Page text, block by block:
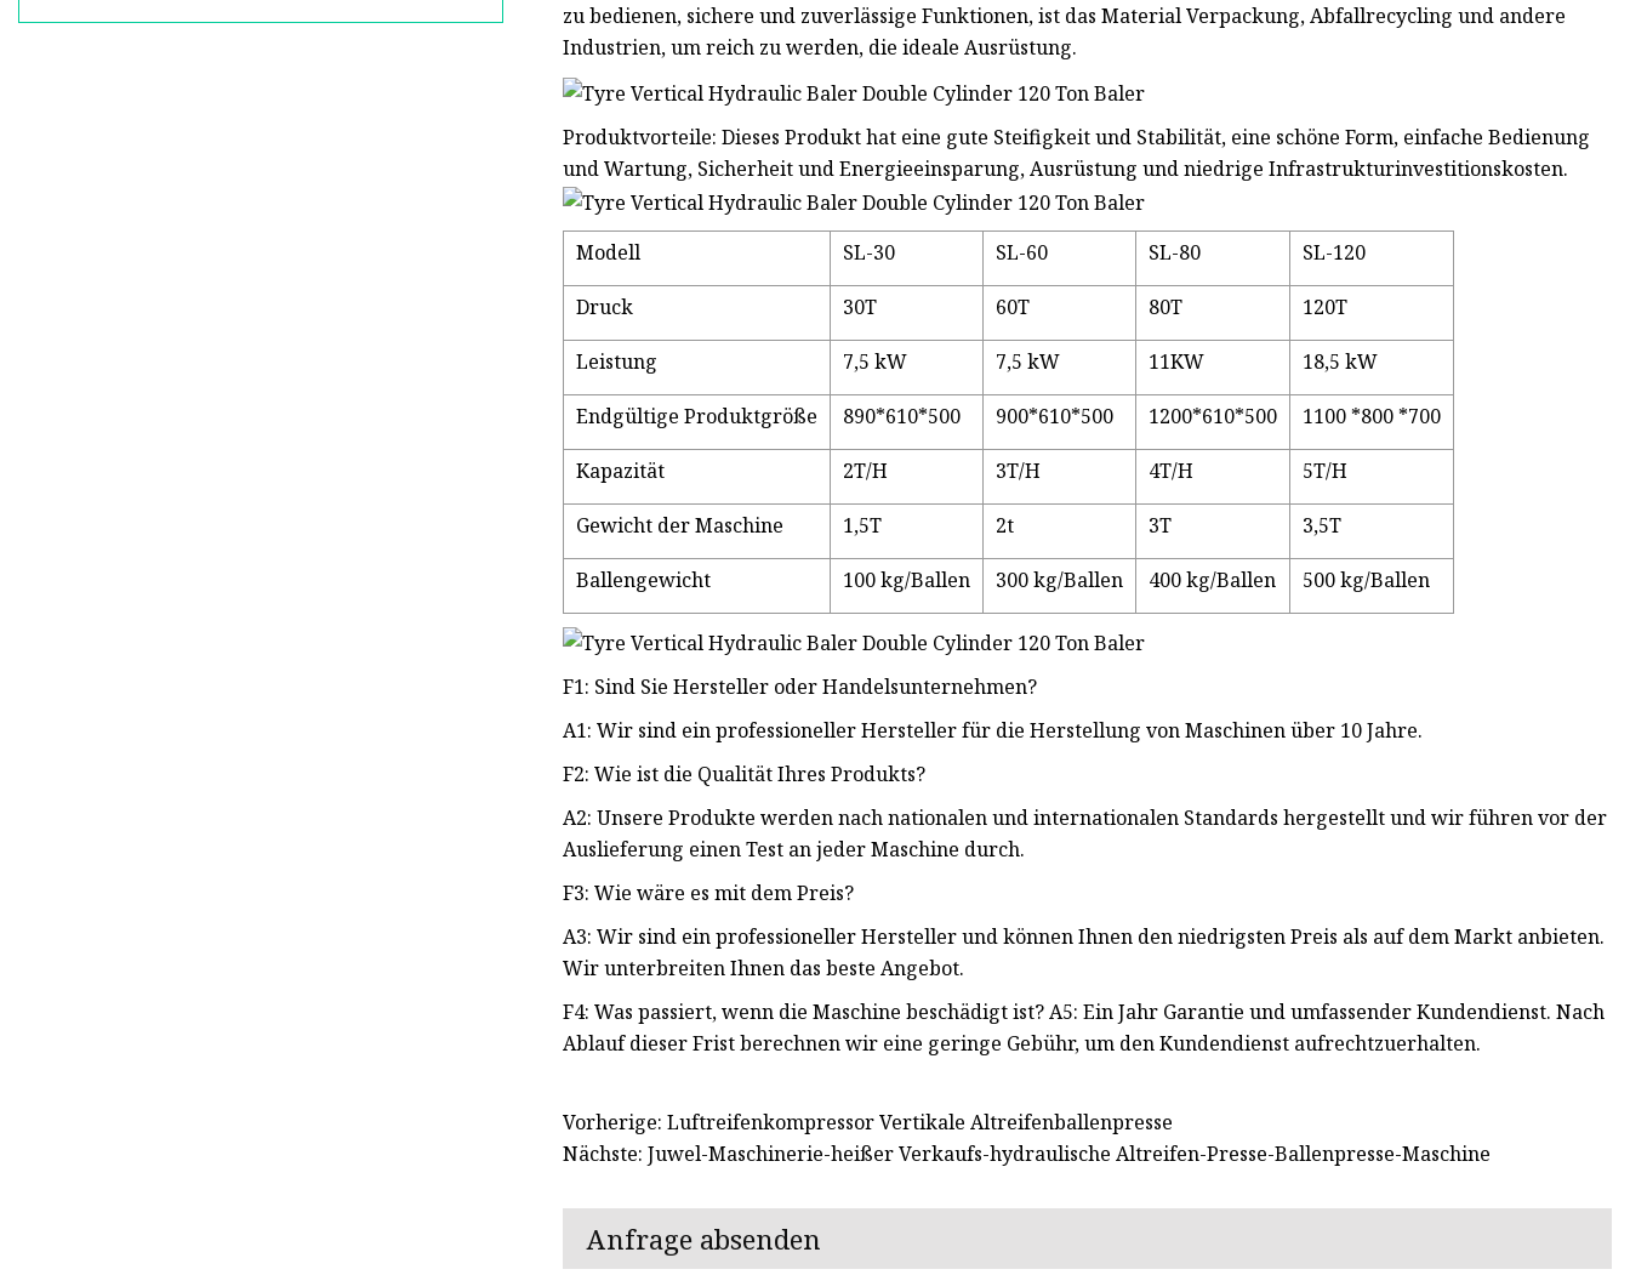
zu bedienen, sichere und zuverlässige Funktionen, ist das Material Verpackung, Abfallrecycling und andere
Industrien, um reich zu werden, die ideale Ausrüstung.
Produktvorteile: Dieses Produkt hat eine gute Steifigkeit und Stabilität, eine schöne Form, einfache Bedienung
und Wartung, Sicherheit und Energieeinsparung, Ausrüstung und niedrige Infrastrukturinvestitionskosten.
Modell SL-30 SL-60 SL-80 SL-120
Druck 30T 60T 80T 120T
Leistung 7,5 kW 7,5 kW 11KW 18,5 kW
Endgültige Produktgröße 890*610*500 900*610*500 1200*610*500 1100 *800 *700
Kapazität 2T/H 3T/H 4T/H 5T/H
Gewicht der Maschine 1,5T 2t 3T 3,5T
Ballengewicht 100 kg/Ballen 300 kg/Ballen 400 kg/Ballen 500 kg/Ballen
F1: Sind Sie Hersteller oder Handelsunternehmen?
A1: Wir sind ein professioneller Hersteller für die Herstellung von Maschinen über 10 Jahre.
F2: Wie ist die Qualität Ihres Produkts?
A2: Unsere Produkte werden nach nationalen und internationalen Standards hergestellt und wir führen vor der
Auslieferung einen Test an jeder Maschine durch.
F3: Wie wäre es mit dem Preis?
A3: Wir sind ein professioneller Hersteller und können Ihnen den niedrigsten Preis als auf dem Markt anbieten.
Wir unterbreiten Ihnen das beste Angebot.
F4: Was passiert, wenn die Maschine beschädigt ist? A5: Ein Jahr Garantie und umfassender Kundendienst. Nach
Ablauf dieser Frist berechnen wir eine geringe Gebühr, um den Kundendienst aufrechtzuerhalten.
Vorherige: Luftreifenkompressor Vertikale Altreifenballenpresse
Nächste: Juwel-Maschinerie-heißer Verkaufs-hydraulische Altreifen-Presse-Ballenpresse-Maschine
Anfrage absenden